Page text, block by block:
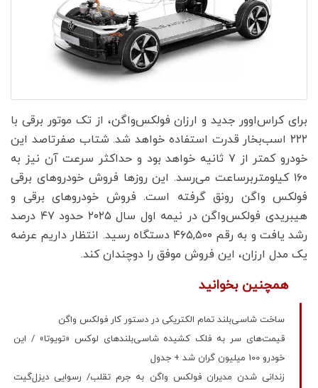
برای کراس‌اوور جدید و ارزان فولکس‌واگن، از تک موتور برقی با
۲۲۲ اسب‌بخار قدرت استفاده خواهد شد. شتاب صفرتاصد این
خودرو کمتر از ۷ ثانیه خواهد بود و حداکثر سرعت آن نیز به
۱۶۰ کیلومتربرساعت می‌رسد. این روزها فروش خودروهای برقی
فولکس واگن رونق گرفته است. فروش خودروهای برقی و
هیبریدی فولکس‌واگن در نیمه اول سال ۲۰۲۵ حدود ۴۷ درصد
رشد یافت و به رقم ۴۶۵,۵۰۰ دستگاه رسید. انتظار داریم عرضه
یک مدل ارزان، این فروش موفق را دوچندان کند.
همچنین بخوانید
ساخت شاسی‌بلند تمام الکتریکی در دستور کار فولکس واگن
قیمت‌های سر به فلک کشیده شاسی‌بلندهای لوکس «تویوتا» / این
خودرو 100 میلیون گران شد + جدول
زندانی شدن مدیران فولکس واگن به جرم تقلب/ رسوایی دیزل‌گیت